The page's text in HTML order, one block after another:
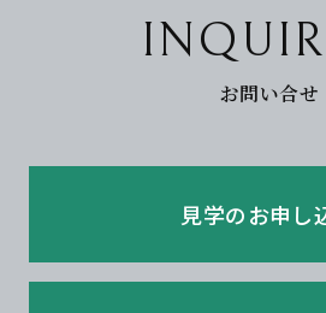
お問い合せ
見学のお申し